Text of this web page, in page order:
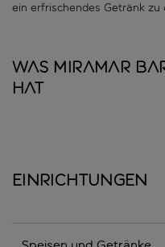
ein erfrischendes Getränk zu
Was Miramar
hat
Einrichtungen